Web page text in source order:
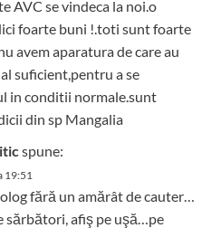
AVC se vindeca la noi.o
foarte buni !.toti sunt foarte
avem aparatura de care au
suficient,pentru a se
in conditii normale.sunt
din sp Mangalia
spune:
19:51
fără un amărât de cauter…
sărbători, afiş pe uşă…pe